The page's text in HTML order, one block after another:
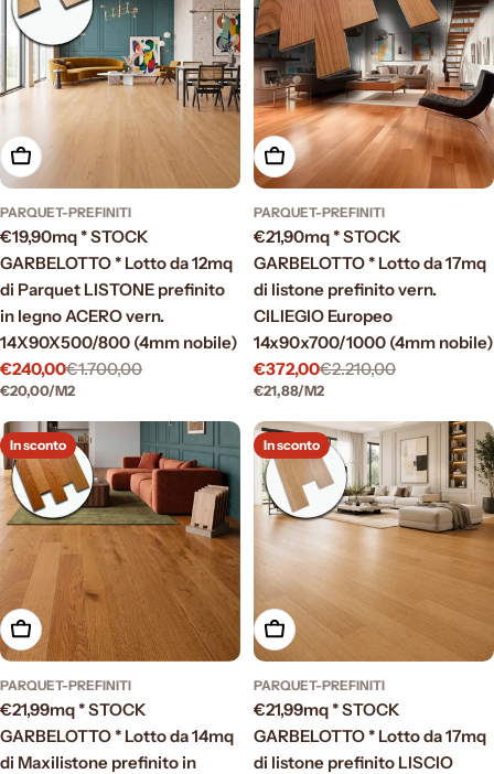
Aggiungi al carrello
PARQUET-PREFINITI
€19,90mq * STOCK
GARBELOTTO * Lotto da 12mq
di Parquet LISTONE prefinito
in legno ACERO vern.
14X90X500/800 (4mm nobile)
Prezzo
di
vendita
€240,00
Prezzo
normale
€1.700,00
PREZZO
€20,00/PER
M2
Aggiungi al carrello
PARQUET-PREFINITI
€21,90mq * STOCK
GARBELOTTO * Lotto da 17mq
di listone prefinito vern.
CILIEGIO Europeo
14x90x700/1000 (4mm nobile)
Prezzo
di
vendita
€372,00
Prezzo
normale
€2.210,00
PREZZO
€21,88/PER
M2
In sconto
Aggiungi al carrello
PARQUET-PREFINITI
€21,99mq * STOCK
GARBELOTTO * Lotto da 14mq
di Maxilistone prefinito in
In sconto
Aggiungi al carrello
PARQUET-PREFINITI
€21,99mq * STOCK
GARBELOTTO * Lotto da 17mq
di listone prefinito LISCIO